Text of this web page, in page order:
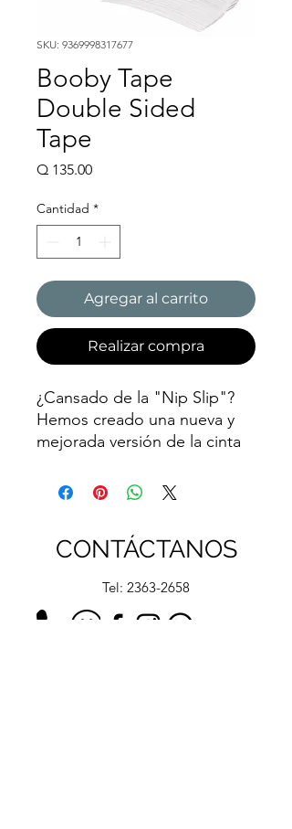
SKU: 9369998317677
Booby Tape
Double Sided
Tape
Q 135.00Precio
Cantidad *
Agregar al carrito
Realizar compra
¿Cansado de la "Nip Slip"?
Hemos creado una nueva y
mejorada versión de la cinta
ropa asegurada y dejar de
abrirse. ¡Nuestra cinta de
pegajosa que otras marcas!
CONTÁCTANOS
Tel: 2363-2658